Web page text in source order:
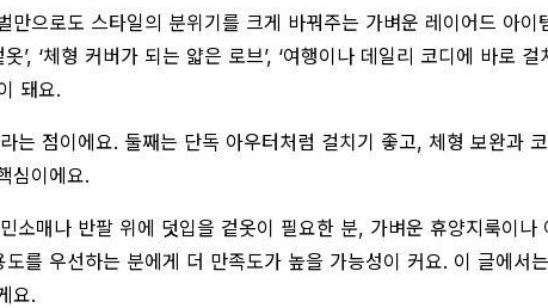
으로도 스타일의 분위기를 크게 바꿔주는 가벼운 레이어드 아
’, ‘체형 커버가 되는 얇은 로브’, ‘여행이나 데일리 코디에 바로
돼요.
는 점이에요. 둘째는 단독 아우터처럼 걸치기 좋고, 체형 보완과
심이에요.
소매나 반팔 위에 덧입을 겉옷이 필요한 분, 가벼운 휴양지룩이
를 우선하는 분에게 더 만족도가 높을 가능성이 커요. 이 글에
요.